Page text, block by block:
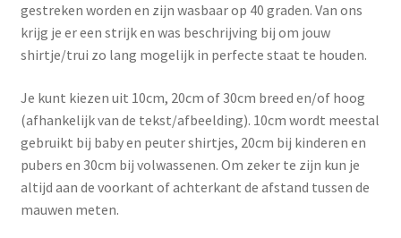
gestreken worden en zijn wasbaar op 40 graden. Van ons
krijg je er een strijk en was beschrijving bij om jouw
shirtje/trui zo lang mogelijk in perfecte staat te houden.
Je kunt kiezen uit 10cm, 20cm of 30cm breed en/of hoog
(afhankelijk van de tekst/afbeelding). 10cm wordt meestal
gebruikt bij baby en peuter shirtjes, 20cm bij kinderen en
pubers en 30cm bij volwassenen. Om zeker te zijn kun je
altijd aan de voorkant of achterkant de afstand tussen de
mauwen meten.